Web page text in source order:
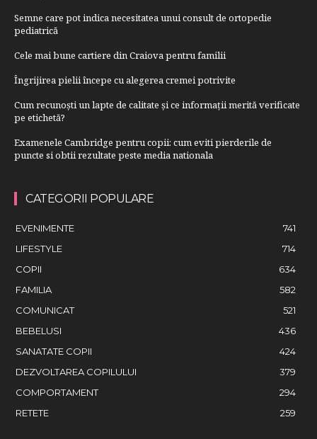
Semne care pot indica necesitatea unui consult de ortopedie
pediatrică
Cele mai bune cartiere din Craiova pentru familii
Îngrijirea pielii începe cu alegerea cremei potrivite
Cum recunoști un lapte de calitate și ce informații merită verificate
pe etichetă?
Examenele Cambridge pentru copii: cum eviti pierderile de
puncte si obtii rezultate peste media nationala
CATEGORII POPULARE
EVENIMENTE
741
LIFESTYLE
714
COPII
634
FAMILIA
582
COMUNICAT
521
BEBELUSI
436
SANATATE COPII
424
DEZVOLTAREA COPILULUI
379
COMPORTAMENT
294
RETETE
259